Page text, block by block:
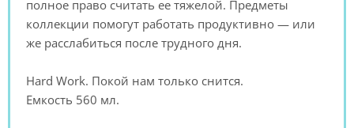
полное право считать ее тяжелой. Предметы
коллекции помогут работать продуктивно — или
же расслабиться после трудного дня.
Hard Work. Покой нам только снится.
Емкость 560 мл.